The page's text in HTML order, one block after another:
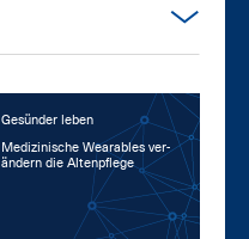
Gesünder leben
Me­di­zi­ni­sche Weara­bles ver­
än­dern die Al­ten­pfle­ge